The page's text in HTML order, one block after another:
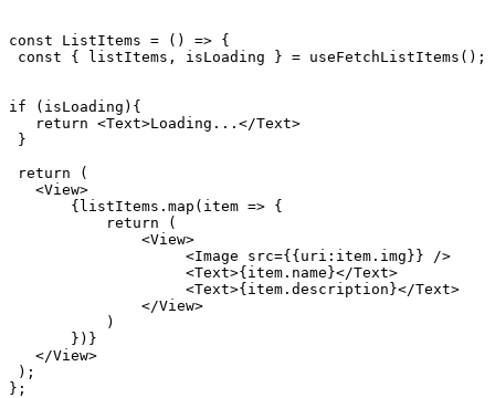
const ListItems = () => {
const { listItems, isLoading } = useFetchListItems();
if (isLoading){
   return <Text>Loading...</Text>
}
return (
   <View>
       {listItems.map(item => {
           return (
               <View>
                    <Image src={{uri:item.img}} />
                    <Text>{item.name}</Text>
                    <Text>{item.description}</Text>
               </View>
           )
       })}
   </View>
);
};